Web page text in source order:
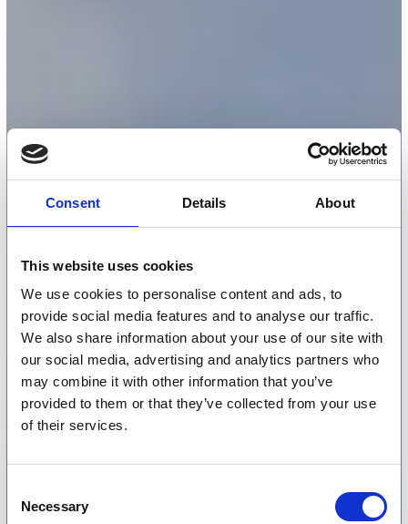
Consent Details About
This website uses cookies
We use cookies to personalise content and ads, to
provide social media features and to analyse our traffic.
We also share information about your use of our site with
our social media, advertising and analytics partners who
may combine it with other information that you’ve
provided to them or that they’ve collected from your use
of their services.
Selection
Necessary